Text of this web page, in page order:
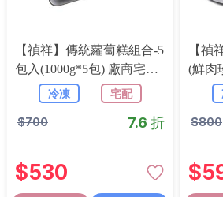
【禎祥】傳統蘿蔔糕組合-5
包入(1000g*5包) 廠商宅配
冷凍免運
冷凍 宅配
$700 7.6 折
$530
【禎
(鮮肉
仁燒
$800
$